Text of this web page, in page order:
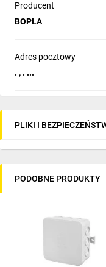
Producent
BOPLA
Adres pocztowy
. , . ...
PLIKI I
PODOBNE PRODUKTY